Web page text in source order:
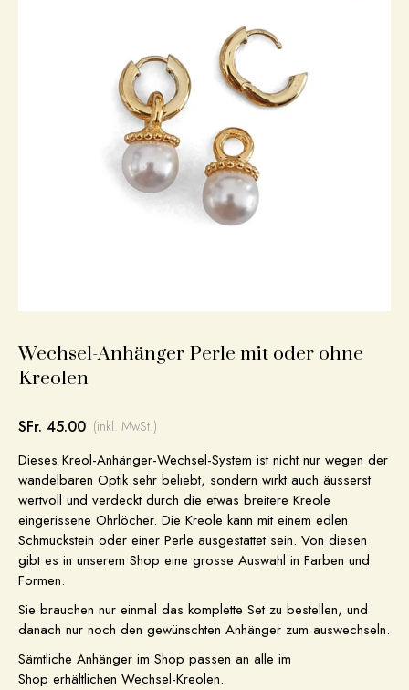
Wechsel-Anhänger Perle mit oder ohne
Kreolen
SFr. 45.00 (inkl. MwSt.)
Dieses Kreol-Anhänger-Wechsel-System ist nicht nur wegen der
wandelbaren Optik sehr beliebt, sondern wirkt auch äusserst
wertvoll und verdeckt durch die etwas breitere Kreole
eingerissene Ohrlöcher. Die Kreole kann mit einem edlen
Schmuckstein oder einer Perle ausgestattet sein. Von diesen
gibt es in unserem Shop eine grosse Auswahl in Farben und
Formen.
Sie brauchen nur einmal das komplette Set zu bestellen, und
danach nur noch den gewünschten Anhänger zum auswechseln.
Sämtliche Anhänger im Shop passen an alle im
Shop erhältlichen Wechsel-Kreolen.